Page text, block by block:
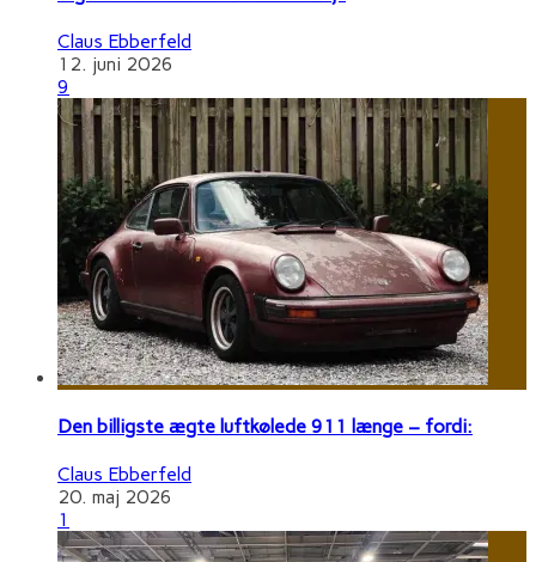
Claus Ebberfeld
12. juni 2026
9
Den billigste ægte luftkølede 911 længe – fordi:
Claus Ebberfeld
20. maj 2026
1